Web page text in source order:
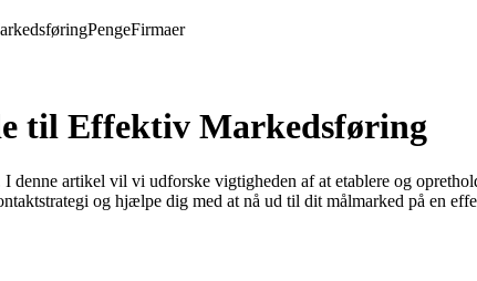
PengeFirmaer
til Effektiv Markedsføring
denne artikel vil vi udforske vigtigheden af ​​at etablere og
og hjælpe dig med at nå ud til dit målmarked på en